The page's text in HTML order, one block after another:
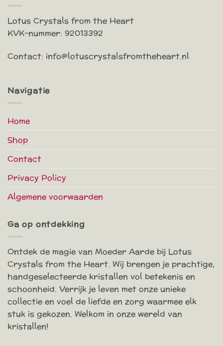
Lotus Crystals from the Heart
KVK-nummer: 92013392
Contact: info@lotuscrystalsfromtheheart.nl
Navigatie
Home
Shop
Contact
Privacy Policy
Algemene voorwaarden
Ga op ontdekking
Ontdek de magie van Moeder Aarde bij Lotus
Crystals from the Heart. Wij brengen je prachtige,
handgeselecteerde kristallen vol betekenis en
schoonheid. Verrijk je leven met onze unieke
collectie en voel de liefde en zorg waarmee elk
stuk is gekozen. Welkom in onze wereld van
kristallen!